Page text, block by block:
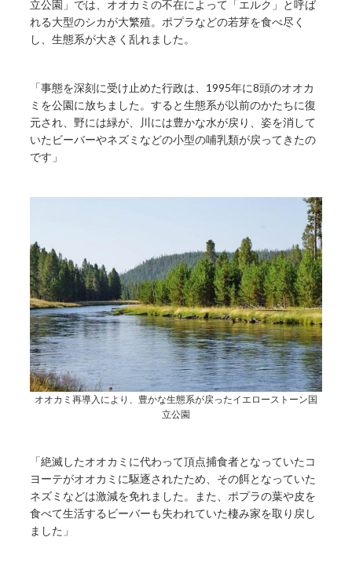
立公園」では、オオカミの不在によって「エルク」と呼ば
れる大型のシカが大繁殖。ポプラなどの若芽を食べ尽く
し、生態系が大きく乱れました。
「事態を深刻に受け止めた行政は、1995年に8頭のオオカ
ミを公園に放ちました。すると生態系が以前のかたちに復
元され、野には緑が、川には豊かな水が戻り、姿を消して
いたビーバーやネズミなどの小型の哺乳類が戻ってきたの
です」
オオカミ再導入により、豊かな生態系が戻ったイエローストーン国
立公園
「絶滅したオオカミに代わって頂点捕食者となっていたコ
ヨーテがオオカミに駆逐されたため、その餌となっていた
ネズミなどは激減を免れました。また、ポプラの葉や皮を
食べて生活するビーバーも失われていた棲み家を取り戻し
ました」